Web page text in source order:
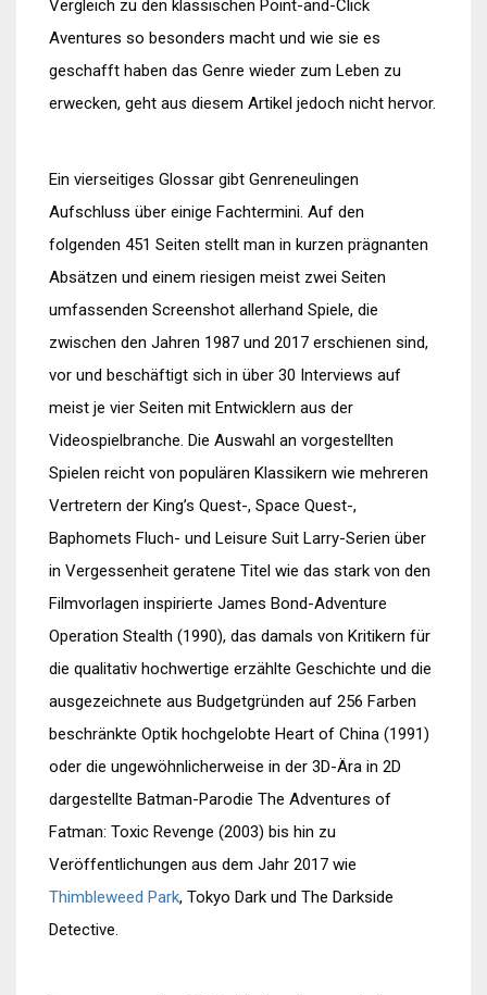
Vergleich zu den klassischen Point-and-Click
Aventures so besonders macht und wie sie es
geschafft haben das Genre wieder zum Leben zu
erwecken, geht aus diesem Artikel jedoch nicht hervor.
Ein vierseitiges Glossar gibt Genreneulingen
Aufschluss über einige Fachtermini. Auf den
folgenden 451 Seiten stellt man in kurzen prägnanten
Absätzen und einem riesigen meist zwei Seiten
umfassenden Screenshot allerhand Spiele, die
zwischen den Jahren 1987 und 2017 erschienen sind,
vor und beschäftigt sich in über 30 Interviews auf
meist je vier Seiten mit Entwicklern aus der
Videospielbranche. Die Auswahl an vorgestellten
Spielen reicht von populären Klassikern wie mehreren
Vertretern der King’s Quest-, Space Quest-,
Baphomets Fluch- und Leisure Suit Larry-Serien über
in Vergessenheit geratene Titel wie das stark von den
Filmvorlagen inspirierte James Bond-Adventure
Operation Stealth (1990), das damals von Kritikern für
die qualitativ hochwertige erzählte Geschichte und die
ausgezeichnete aus Budgetgründen auf 256 Farben
beschränkte Optik hochgelobte Heart of China (1991)
oder die ungewöhnlicherweise in der 3D-Ära in 2D
dargestellte Batman-Parodie The Adventures of
Fatman: Toxic Revenge (2003) bis hin zu
Veröffentlichungen aus dem Jahr 2017 wie
Thimbleweed Park, Tokyo Dark und The Darkside
Detective.